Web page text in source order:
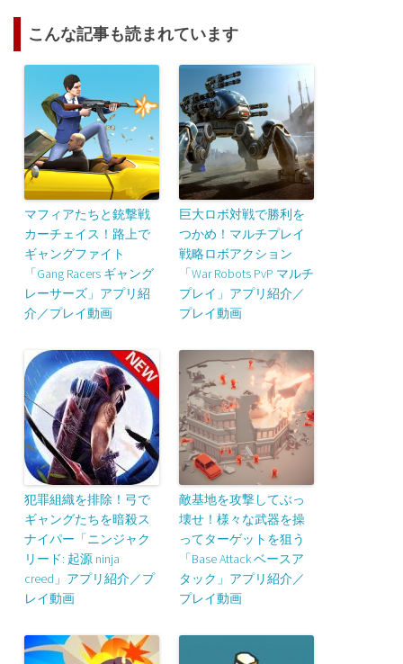
こんな記事も読まれています
マフィアたちと銃撃戦
カーチェイス！路上で
ギャングファイト
「Gang Racers ギャング
レーサーズ」アプリ紹
介／プレイ動画
巨大ロボ対戦で勝利を
つかめ！マルチプレイ
戦略ロボアクション
「War Robots PvP マルチ
プレイ」アプリ紹介／
プレイ動画
犯罪組織を排除！弓で
ギャングたちを暗殺ス
ナイパー「ニンジャク
リード: 起源 ninja
creed」アプリ紹介／プ
レイ動画
敵基地を攻撃してぶっ
壊せ！様々な武器を操
ってターゲットを狙う
「Base Attack ベースア
タック」アプリ紹介／
プレイ動画